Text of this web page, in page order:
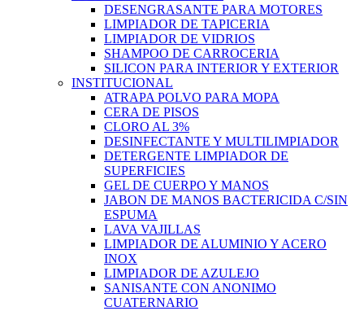
DESENGRASANTE PARA MOTORES
LIMPIADOR DE TAPICERIA
LIMPIADOR DE VIDRIOS
SHAMPOO DE CARROCERIA
SILICON PARA INTERIOR Y EXTERIOR
INSTITUCIONAL
ATRAPA POLVO PARA MOPA
CERA DE PISOS
CLORO AL 3%
DESINFECTANTE Y MULTILIMPIADOR
DETERGENTE LIMPIADOR DE
SUPERFICIES
GEL DE CUERPO Y MANOS
JABON DE MANOS BACTERICIDA C/SIN
ESPUMA
LAVA VAJILLAS
LIMPIADOR DE ALUMINIO Y ACERO
INOX
LIMPIADOR DE AZULEJO
SANISANTE CON ANONIMO
CUATERNARIO